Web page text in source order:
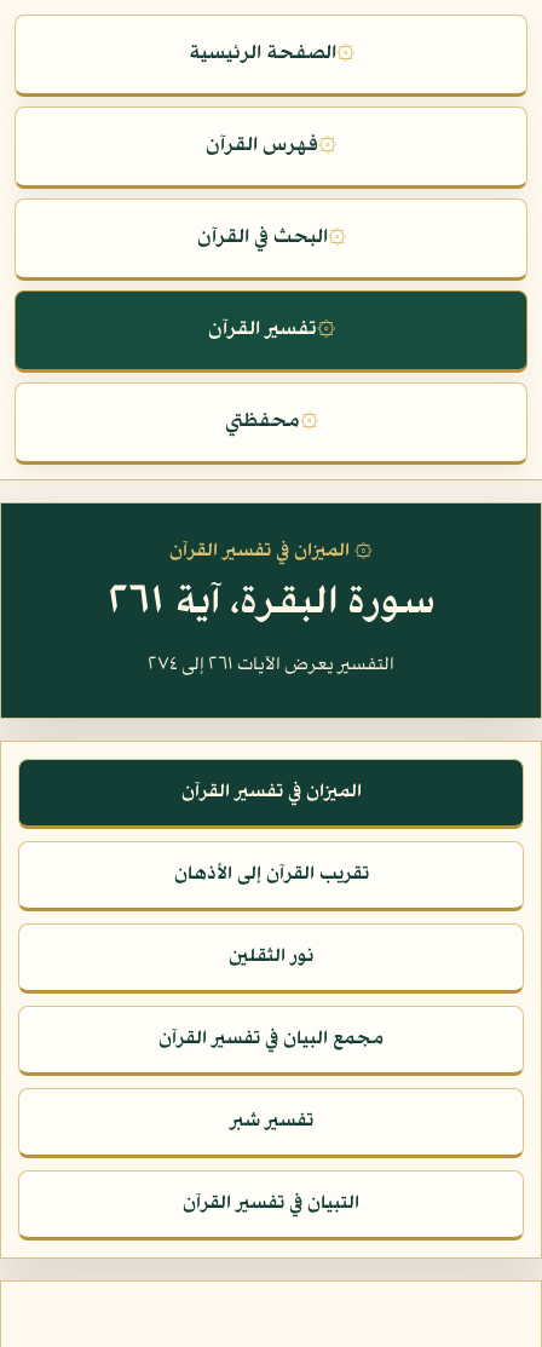
۞الصفحة الرئيسية
۞فهرس القرآن
۞البحث في القرآن
۞تفسير القرآن
۞محفظتي
۞ الميزان في تفسير القرآن
سورة البقرة، آية ٢٦١
التفسير يعرض الآيات ٢٦١ إلى ٢٧٤
الميزان في تفسير القرآن
تقريب القرآن إلى الأذهان
نور الثقلين
مجمع البيان في تفسير القرآن
تفسير شبر
التبيان في تفسير القرآن